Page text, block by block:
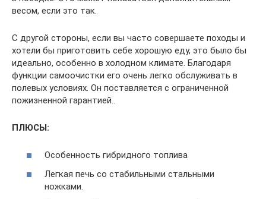
весом, если это так.
С другой стороны, если вы часто совершаете походы и
хотели бы приготовить себе хорошую еду, это было бы
идеально, особенно в холодном климате. Благодаря
функции самоочистки его очень легко обслуживать в
полевых условиях. Он поставляется с ограниченной
пожизненной гарантией..
ПЛЮСЫ:
Особенность гибридного топлива
Легкая печь со стабильными стальными
ножками.